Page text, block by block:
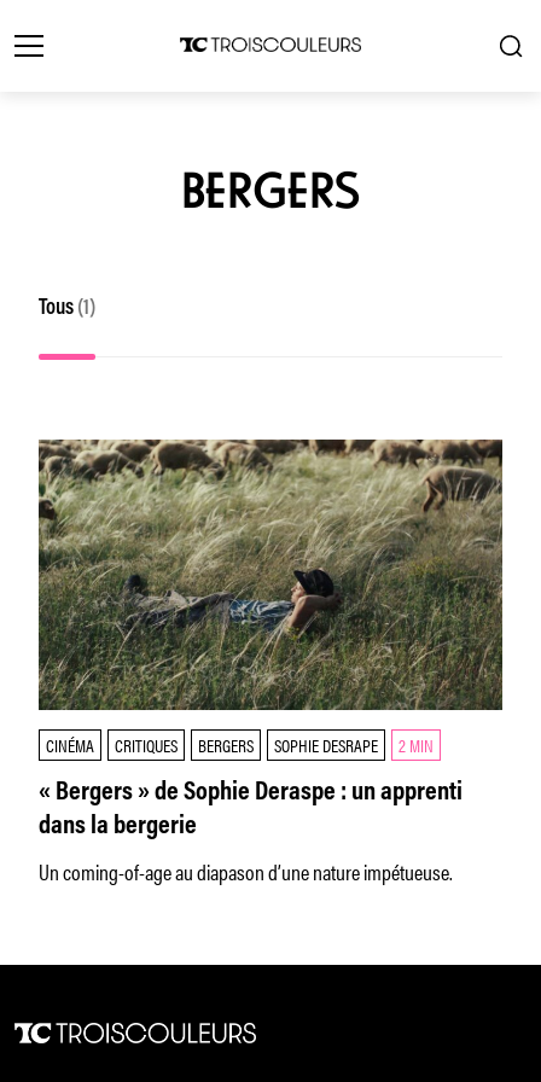
BERGERS
Tous (1)
CINÉMA CRITIQUES BERGERS SOPHIE DESRAPE 2 MIN
« Bergers » de Sophie Deraspe : un apprenti
dans la bergerie
Un coming-of-age au diapason d’une nature impétueuse.